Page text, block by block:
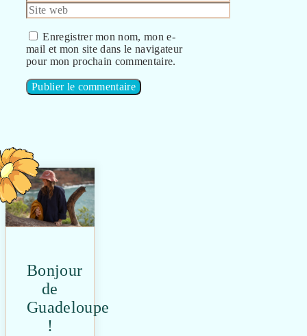
mail
Site
web
Enregistrer mon nom, mon e-
mail et mon site dans le navigateur
pour mon prochain commentaire.
Bonjour
de
Guadeloupe
!